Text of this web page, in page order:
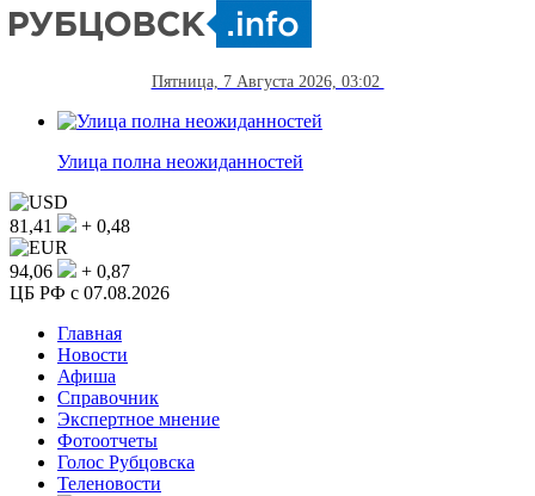
Пятница, 7 Августа 2026, 03:02
Улица полна неожиданностей
81,41 + 0,48
94,06
+ 0,87
ЦБ РФ c 07.08.2026
Главная
Новости
Афиша
Справочник
Экспертное мнение
Фотоотчеты
Голос Рубцовска
Теленовости